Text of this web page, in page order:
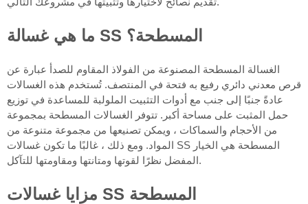
ما هي غسالة SS المسطحة؟
الغسالة المسطحة المصنوعة من الفولاذ المقاوم للصدأ عبارة عن
قرص معدني دائري رفيع به فتحة في المنتصف. تُستخدم هذه الغسالات
عادةً جنبًا إلى جنب مع أدوات التثبيت الملولبة للمساعدة في توزيع
حمل المثبت على مساحة أكبر. تتوفر الغسالات المسطحة بمجموعة
من الأحجام والسماكات ، ويمكن تصنيعها من مجموعة متنوعة من
المواد. ومع ذلك ، غالبًا ما تكون غسالات SS المسطحة هي الخيار
المفضل نظرًا لقوتها ومتانتها ومقاومتها للتآكل.
مزايا غسالات SS المسطحة